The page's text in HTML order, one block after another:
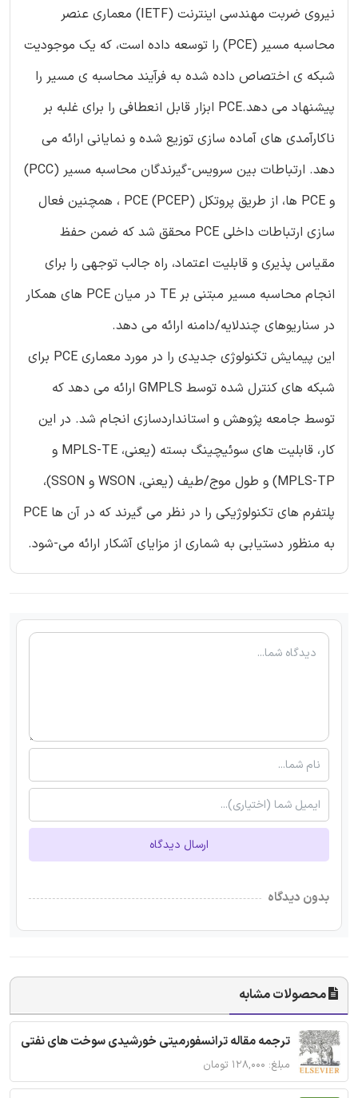
نیروی ضربت مهندسی اینترنت (IETF) معماری عنصر
محاسبه مسیر (PCE) را توسعه داده است، که یک موجودیت
شبکه ی اختصاص داده شده به فرآیند محاسبه ی مسیر را
پیشنهاد می دهد.PCE ابزار قابل انعطافی را برای غلبه بر
ناکارآمدی های آماده سازی توزیع شده و نمایانی ارائه می
دهد. ارتباطات بین سرویس-گیرندگان محاسبه مسیر (PCC)
و PCE ها، از طریق پروتکل (PCE (PCEP ، همچنین فعال
سازی ارتباطات داخلی PCE محقق شد که ضمن حفظ
مقیاس پذیری و قابلیت اعتماد، راه جالب توجهی را برای
انجام محاسبه مسیر مبتنی بر TE در میان PCE های همکار
در سناریوهای چندلایه/دامنه ارائه می دهد.
این پیمایش تکنولوژی جدیدی را در مورد معماری PCE برای
شبکه های کنترل شده توسط GMPLS ارائه می دهد که
توسط جامعه پژوهش و استانداردسازی انجام شد. در این
کار، قابلیت های سوئیچینگ بسته (یعنی، MPLS-TE و
MPLS-TP) و طول موج/طیف (یعنی، WSON و SSON)،
پلتفرم های تکنولوژیکی را در نظر می گیرند که در آن ها PCE
به منظور دستیابی به شماری از مزایای آشکار ارائه می-شود.
ارسال دیدگاه
بدون دیدگاه
محصولات مشابه
ترجمه مقاله ترانسفورمیتی خورشیدی سوخت های نفتی
مبلغ: ۱۲۸,۰۰۰ تومان